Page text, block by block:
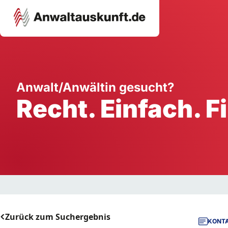
Ausbildung
Handwerk
Dienstleistung
Anwalt/Anwältin gesucht?
Recht. Einfach.
Zurück zum Suchergebnis